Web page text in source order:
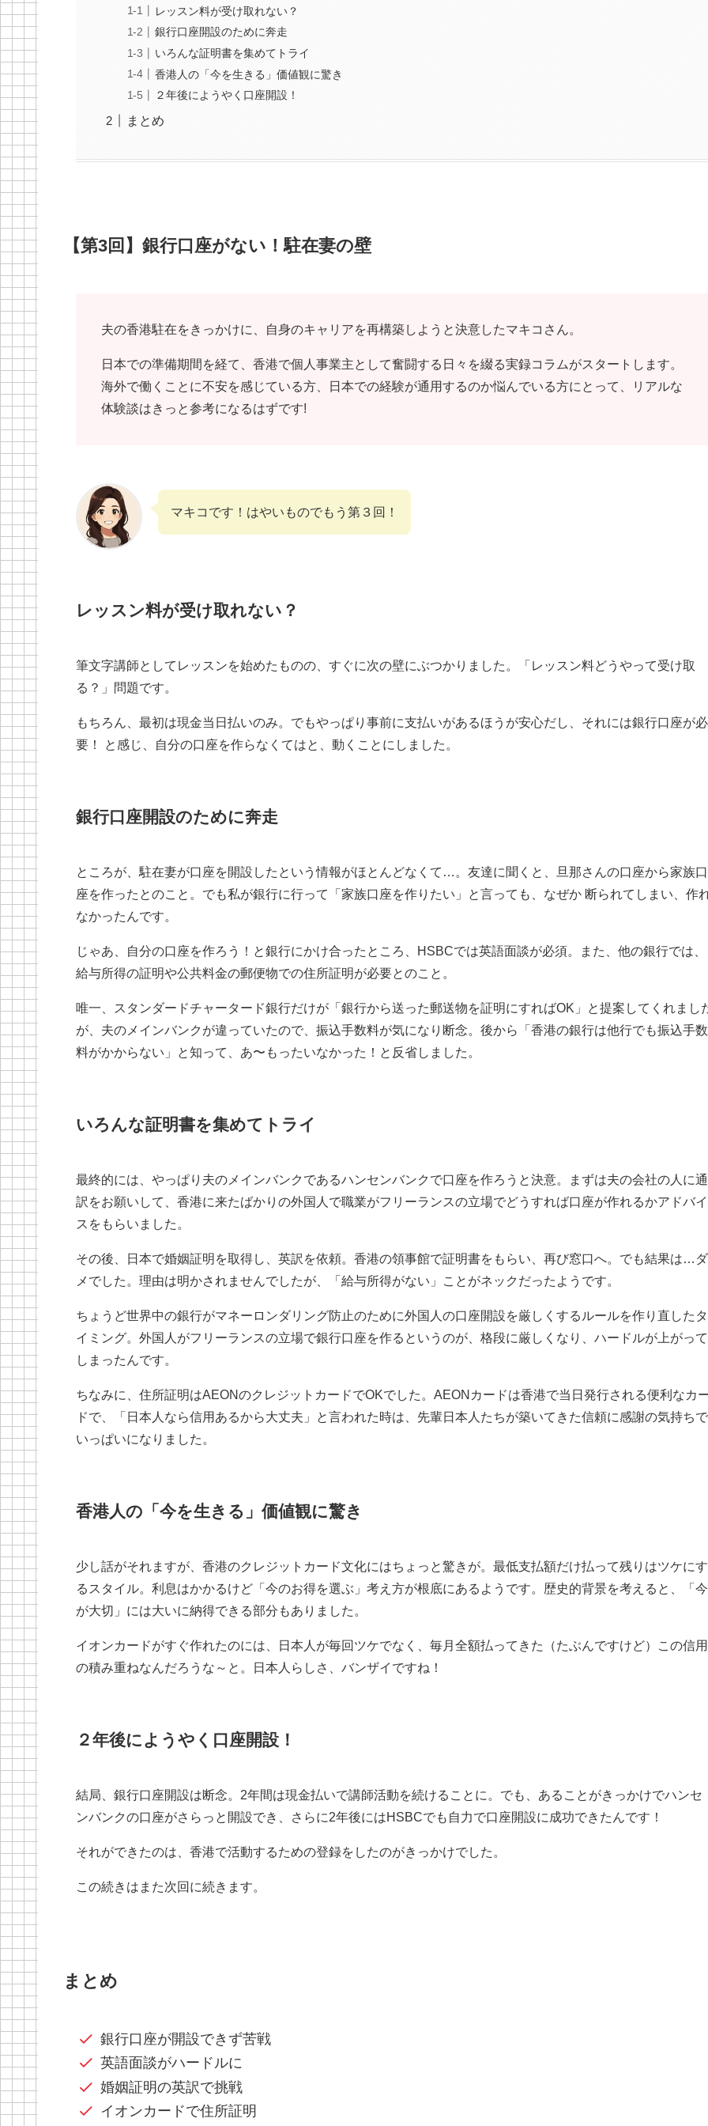
レッスン料が受け取れない？
銀行口座開設のために奔走
いろんな証明書を集めてトライ
香港人の「今を生きる」価値観に驚き
２年後にようやく口座開設！
まとめ
【第3回】銀行口座がない！駐在妻の壁
夫の香港駐在をきっかけに、自身のキャリアを再構築しようと決意したマキコさん。
日本での準備期間を経て、香港で個人事業主として奮闘する日々を綴る実録コラムがスタートします。
海外で働くことに不安を感じている方、日本での経験が通用するのか悩んでいる方にとって、リアルな
体験談はきっと参考になるはずです!
マキコです！はやいものでもう第３回！
レッスン料が受け取れない？
筆文字講師としてレッスンを始めたものの、すぐに次の壁にぶつかりました。「レッスン料どうやって受け取
る？」問題です。
もちろん、最初は現金当日払いのみ。でもやっぱり事前に支払いがあるほうが安心だし、それには銀行口座が必
要！ と感じ、自分の口座を作らなくてはと、動くことにしました。
銀行口座開設のために奔走
ところが、駐在妻が口座を開設したという情報がほとんどなくて…。友達に聞くと、旦那さんの口座から家族口
座を作ったとのこと。でも私が銀行に行って「家族口座を作りたい」と言っても、なぜか 断られてしまい、作
なかったんです。
じゃあ、自分の口座を作ろう！と銀行にかけ合ったところ、HSBCでは英語面談が必須。また、他の銀行では、
給与所得の証明や公共料金の郵便物での住所証明が必要とのこと。
唯一、スタンダードチャータード銀行だけが「銀行から送った郵送物を証明にすればOK」と提案してくれまし
が、夫のメインバンクが違っていたので、振込手数料が気になり断念。後から「香港の銀行は他行でも振込手数
料がかからない」と知って、あ〜もったいなかった！と反省しました。
いろんな証明書を集めてトライ
最終的には、やっぱり夫のメインバンクであるハンセンバンクで口座を作ろうと決意。まずは夫の会社の人に通
訳をお願いして、香港に来たばかりの外国人で職業がフリーランスの立場でどうすれば口座が作れるかアドバイ
スをもらいました。
その後、日本で婚姻証明を取得し、英訳を依頼。香港の領事館で証明書をもらい、再び窓口へ。でも結果は…ダ
メでした。理由は明かされませんでしたが、「給与所得がない」ことがネックだったようです。
ちょうど世界中の銀行がマネーロンダリング防止のために外国人の口座開設を厳しくするルールを作り直したタ
イミング。外国人がフリーランスの立場で銀行口座を作るというのが、格段に厳しくなり、ハードルが上がって
しまったんです。
ちなみに、住所証明はAEONのクレジットカードでOKでした。AEONカードは香港で当日発行される便利なカ
ドで、「日本人なら信用あるから大丈夫」と言われた時は、先輩日本人たちが築いてきた信頼に感謝の気持ちで
いっぱいになりました。
香港人の「今を生きる」価値観に驚き
少し話がそれますが、香港のクレジットカード文化にはちょっと驚きが。最低支払額だけ払って残りはツケにす
るスタイル。利息はかかるけど「今のお得を選ぶ」考え方が根底にあるようです。歴史的背景を考えると、「今
が大切」には大いに納得できる部分もありました。
イオンカードがすぐ作れたのには、日本人が毎回ツケでなく、毎月全額払ってきた（たぶんですけど）この信用
の積み重ねなんだろうな～と。日本人らしさ、バンザイですね！
２年後にようやく口座開設！
結局、銀行口座開設は断念。2年間は現金払いで講師活動を続けることに。でも、あることがきっかけでハンセ
ンバンクの口座がさらっと開設でき、さらに2年後にはHSBCでも自力で口座開設に成功できたんです！
それができたのは、香港で活動するための登録をしたのがきっかけでした。
この続きはまた次回に続きます。
まとめ
銀行口座が開設できず苦戦
英語面談がハードルに
婚姻証明の英訳で挑戦
イオンカードで住所証明